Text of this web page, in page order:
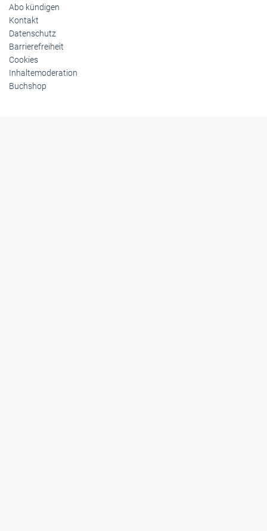
Abo kündigen
Kontakt
Datenschutz
Barrierefreiheit
Cookies
Inhaltemoderation
Buchshop